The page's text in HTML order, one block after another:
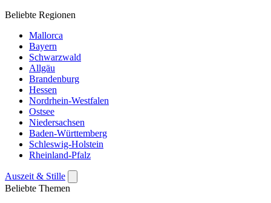
Beliebte Regionen
Mallorca
Bayern
Schwarzwald
Allgäu
Brandenburg
Hessen
Nordrhein-Westfalen
Ostsee
Niedersachsen
Baden-Württemberg
Schleswig-Holstein
Rheinland-Pfalz
Auszeit & Stille
Beliebte Themen